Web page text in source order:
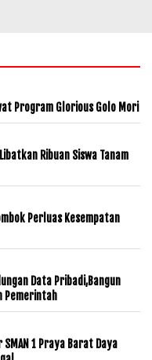
Program Glorious Golo Mori
Ribuan Siswa Tanam
Perluas Kesempatan
Data Pribadi,Bangun
Pemerintah
1 Praya Barat Daya